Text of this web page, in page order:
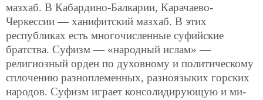
мазхаб. В Кабардино-Балкарии, Карачаево-
Черкессии — ханифитский мазхаб. В этих
республиках есть многочисленные суфийские
братства. Суфизм — «народный ислам» —
религиозный орден по духовному и политическому
сплочению разноплеменных, разноязыких горских
народов. Суфизм играет консолидирующую и ми-